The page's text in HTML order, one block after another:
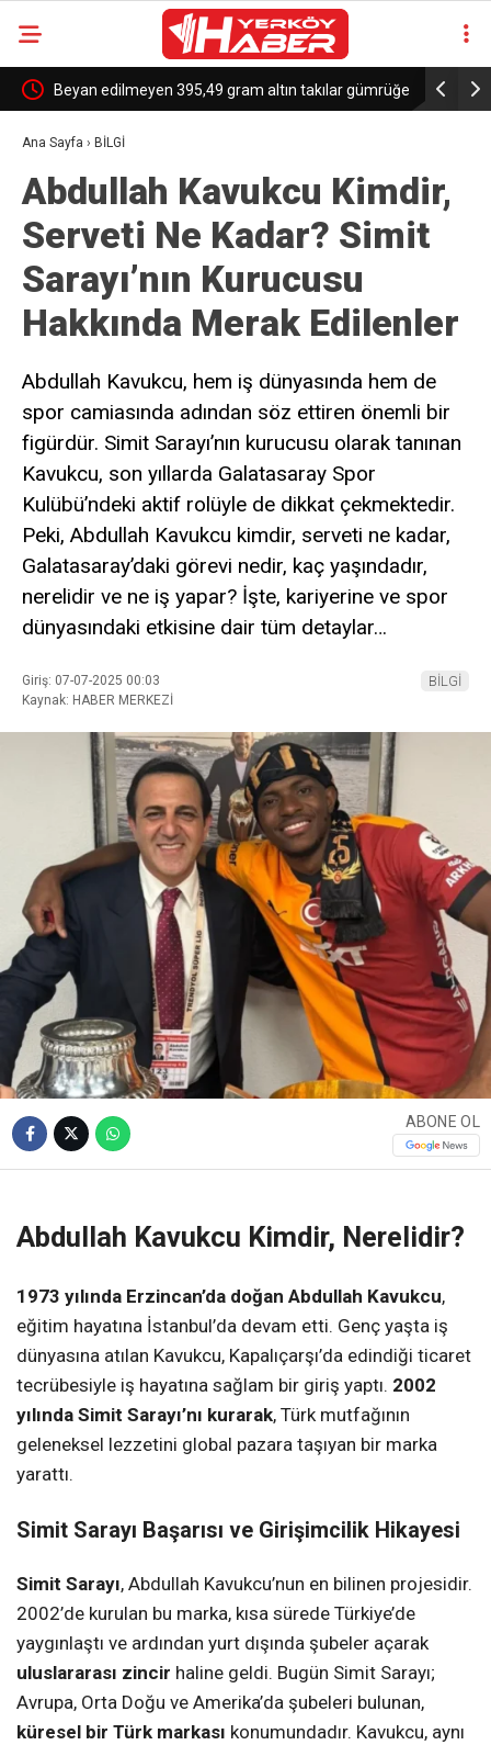
Beyan edilmeyen 395,49 gram altın takılar gümrüğe
takıldı
Ana Sayfa › BİLGİ
Abdullah Kavukcu Kimdir,
Serveti Ne Kadar? Simit
Sarayı’nın Kurucusu
Hakkında Merak Edilenler
Abdullah Kavukcu, hem iş dünyasında hem de
spor camiasında adından söz ettiren önemli bir
figürdür. Simit Sarayı’nın kurucusu olarak tanınan
Kavukcu, son yıllarda Galatasaray Spor
Kulübü’ndeki aktif rolüyle de dikkat çekmektedir.
Peki, Abdullah Kavukcu kimdir, serveti ne kadar,
Galatasaray’daki görevi nedir, kaç yaşındadır,
nerelidir ve ne iş yapar? İşte, kariyerine ve spor
dünyasındaki etkisine dair tüm detaylar…
Giriş: 07-07-2025 00:03
Kaynak: HABER MERKEZİ
BİLGİ
ABONE OL
Abdullah Kavukcu Kimdir, Nerelidir?
1973 yılında Erzincan’da doğan Abdullah Kavukcu,
eğitim hayatına İstanbul’da devam etti. Genç yaşta iş
dünyasına atılan Kavukcu, Kapalıçarşı’da edindiği ticaret
tecrübesiyle iş hayatına sağlam bir giriş yaptı. 2002
yılında Simit Sarayı’nı kurarak, Türk mutfağının
geleneksel lezzetini global pazara taşıyan bir marka
yarattı.
Simit Sarayı Başarısı ve Girişimcilik Hikayesi
Simit Sarayı, Abdullah Kavukcu’nun en bilinen projesidir.
2002’de kurulan bu marka, kısa sürede Türkiye’de
yaygınlaştı ve ardından yurt dışında şubeler açarak
uluslararası zincir haline geldi. Bugün Simit Sarayı;
Avrupa, Orta Doğu ve Amerika’da şubeleri bulunan,
küresel bir Türk markası konumundadır. Kavukcu, aynı